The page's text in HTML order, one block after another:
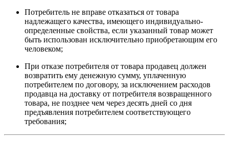
Потребитель не вправе отказаться от товара
надлежащего качества, имеющего индивидуально-
определенные свойства, если указанный товар может
быть использован исключительно приобретающим его
человеком;
При отказе потребителя от товара продавец должен
возвратить ему денежную сумму, уплаченную
потребителем по договору, за исключением расходов
продавца на доставку от потребителя возвращенного
товара, не позднее чем через десять дней со дня
предъявления потребителем соответствующего
требования;